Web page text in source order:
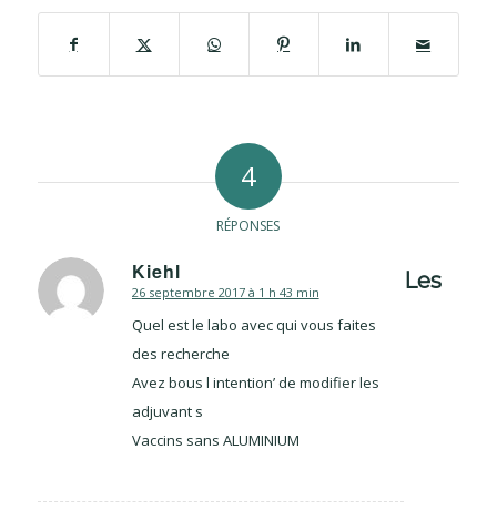
4
RÉPONSES
Kiehl
dit
26 septembre 2017 à 1 h 43 min
Quel est le labo avec qui vous faites
des recherche
Avez bous l intention’ de modifier les
adjuvant s
Vaccins sans ALUMINIUM
Les